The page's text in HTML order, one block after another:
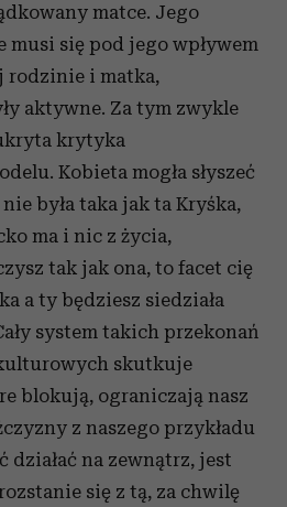
matce. Jego
musi się pod jego wpływem
rodzinie i matka,
aktywne. Za tym zwykle
krytyka
Kobieta mogła słyszeć
była taka jak ta Kryśka,
ma i nic z życia,
tak jak ona, to facet cię
a ty będziesz siedziała
system takich przekonań
skutkuje
blokują, ograniczają nasz
z naszego przykładu
działać na zewnątrz, jest
się z tą, za chwilę